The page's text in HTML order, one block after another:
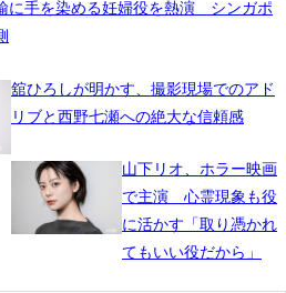
に手を染める妊婦役を熱演 シンガポ
舘ひろしが明かす、撮影現場でのアド
リブと西野七瀬への絶大な信頼感
山下リオ、ホラー映画
で主演 心霊現象も役
に活かす「取り憑かれ
てもいい役だから」